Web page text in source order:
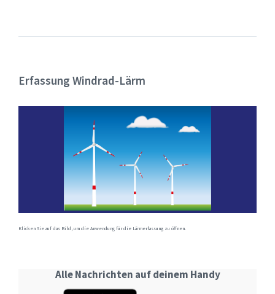
Erfassung Windrad-Lärm
Klicken Sie auf das Bild, um die Anwendung für die Lärmerfassung zu öffnen.
Alle Nachrichten auf deinem Handy